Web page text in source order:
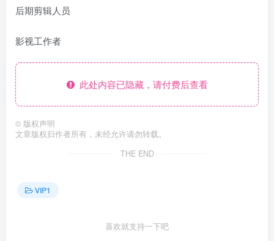
后期剪辑人员
影视工作者
此处内容已隐藏，请付费后查看
© 版权声明
文章版权归作者所有，未经允许请勿转载。
THE END
VIP1
喜欢就支持一下吧